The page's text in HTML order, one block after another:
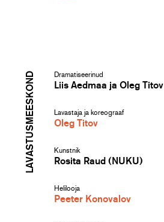
LAVASTUSMEESKOND Dramatiseerinud
Liis Aedmaa ja Oleg Titov
Lavastaja ja koreograaf
Oleg Titov
Kunstnik
Rosita Raud (NUKU)
Helilooja
Peeter Konovalov